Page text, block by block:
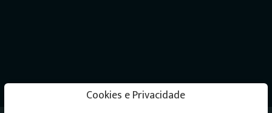
Cookies e Privacidade